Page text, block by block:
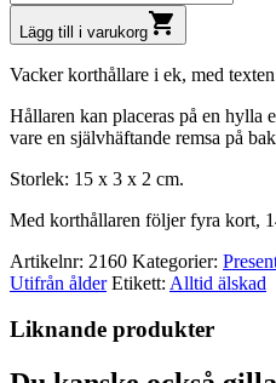
Lägg till i varukorgshopping_cart
Vacker korthållare i ek, med
Hållaren kan placeras på en hylla
vare en självhäftande remsa på
Storlek: 15 x 3 x 2 cm.
Med korthållaren följer fyra kort,
Artikelnr: 2160 Kategorier:
Utifrån ålder Etikett: Alltid älskad
Liknande produkter